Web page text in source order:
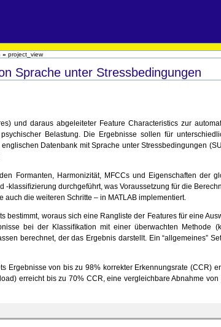
» project_view
Sprache unter Stressbedingungen
und daraus abgeleiteter Feature Characteristics zur
Belastung. Die Ergebnisse sollen für
Datenbank mit Sprache unter Stressbedingungen
Formanten, Harmonizität, MFCCs und Eigenschaften der
durchgeführt, was Voraussetzung für die
die weiteren Schritte – in MATLAB implementiert.
woraus sich eine Rangliste der Features für eine
bei der Klassiﬁkation mit einer überwachten Methode
berechnet, der das Ergebnis darstellt. Ein “allgemeines”
von bis zu 98% korrekter Erkennungsrate (CCR)
erreicht bis zu 70% CCR, eine vergleichbare Abnahme